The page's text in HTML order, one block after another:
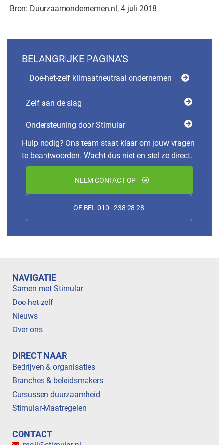
Bron: Duurzaamondernemen.nl, 4 juli 2018
BELANGRIJKE PAGINA'S
Doe-het-zelf klimaatneutraal ondernemen
Zelf aan de slag
Ondersteuning door Stimular
Hulp nodig? Ons team staat klaar om jouw vragen
te beantwoorden. Wacht dus niet en stel ze direct.
NEEM CONTACT OP
OF BEL 010 - 238 28 28
NAVIGATIE
Samen met Stimular
Doe-het-zelf
Nieuws
Over ons
DIRECT NAAR
Bedrijven & organisaties
Branches & beleidsmakers
Cursussen duurzaamheid
Stimular-Maatregelen
CONTACT